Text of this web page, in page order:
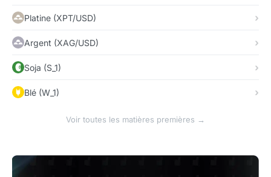
Platine (XPT/USD)
Argent (XAG/USD)
Soja (S_1)
Blé (W_1)
Voir toutes les matières premières →